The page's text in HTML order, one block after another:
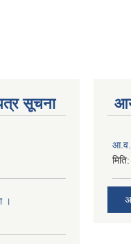
सूचना
।
आ.व.
मिति: